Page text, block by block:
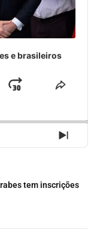
e brasileiros
JUMP
NEXT
tem inscrições